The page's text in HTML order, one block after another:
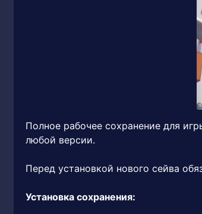
Полное рабочее сохранение для
любой версии.
Перед установкой нового сейва
Установка сохранения: